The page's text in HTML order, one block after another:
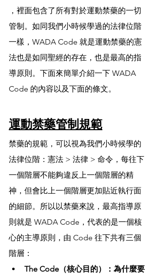
，裡面包含了所有對於運動禁藥的一切
管制。如同我們小時候學過的法律位階
一樣，WADA Code 就是運動禁藥的憲
法也是如同聖經的存在，也是最高的指
導原則。下面來簡單介紹一下 WADA
Code 的內容以及下面的條文。
運動禁藥管制規範
禁藥的規範，可以視為我們小時候學的
法律位階：憲法 > 法律 > 命令，每往下
一個階層不能夠違反上一個階層的精
神，但會比上一個階層更加貼近執行面
的細節。所以以禁藥來說，最高指導原
則就是 WADA Code，代表的是一個核
心的主導原則，由 Code 往下共有三個
階層：
The Code（核心目的）：為什麼要